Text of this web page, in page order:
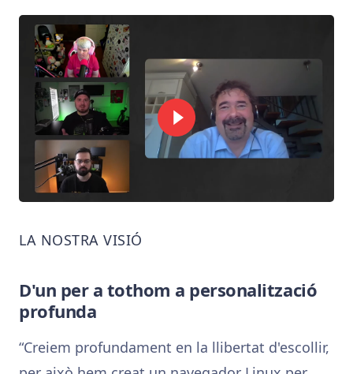
LA NOSTRA VISIÓ
D'un per a tothom a personalització
profunda
Creiem profundament en la llibertat d'escollir,